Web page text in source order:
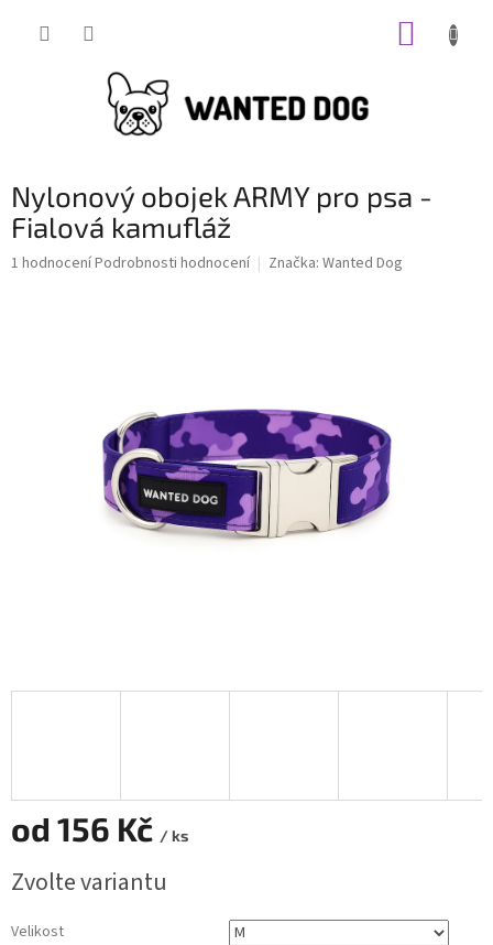
Nylonový obojek ARMY pro psa -
Fialová kamufláž
Průměrné
1 hodnoceníPodrobnosti hodnocení Značka: Wanted Dog
od 156 Kč / ks
cena:
Zvolte variantu
Velikost